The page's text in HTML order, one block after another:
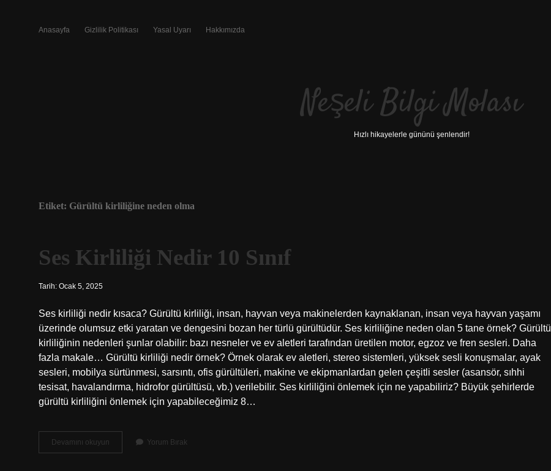
Anasayfa Gizlilik Politikası Yasal Uyarı Hakkımızda
Neşeli Bilgi Molası
Hızlı hikayelerle gününü şenlendir!
Etiket: Gürültü kirliliğine neden olma
Ses Kirliliği Nedir 10 Sınıf
Tarih: Ocak 5, 2025
Ses kirliliği nedir kısaca? Gürültü kirliliği, insan, hayvan veya makinelerden kaynaklanan, insan veya hayvan yaşamı
üzerinde olumsuz etki yaratan ve dengesini bozan her türlü gürültüdür. Ses kirliliğine neden olan 5 tane örnek? Gürültü
kirliliğinin nedenleri şunlar olabilir: bazı nesneler ve ev aletleri tarafından üretilen motor, egzoz ve fren sesleri. Daha
fazla makale… Gürültü kirliliği nedir örnek? Örnek olarak ev aletleri, stereo sistemleri, yüksek sesli konuşmalar, ayak
sesleri, mobilya sürtünmesi, sarsıntı, ofis gürültüleri, makine ve ekipmanlardan gelen çeşitli sesler (asansör, sıhhi
tesisat, havalandırma, hidrofor gürültüsü, vb.) verilebilir. Ses kirliliğini önlemek için ne yapabiliriz? Büyük şehirlerde
gürültü kirliliğini önlemek için yapabileceğimiz 8…
Devamını okuyun
Kirliliği
Yorum Bırak